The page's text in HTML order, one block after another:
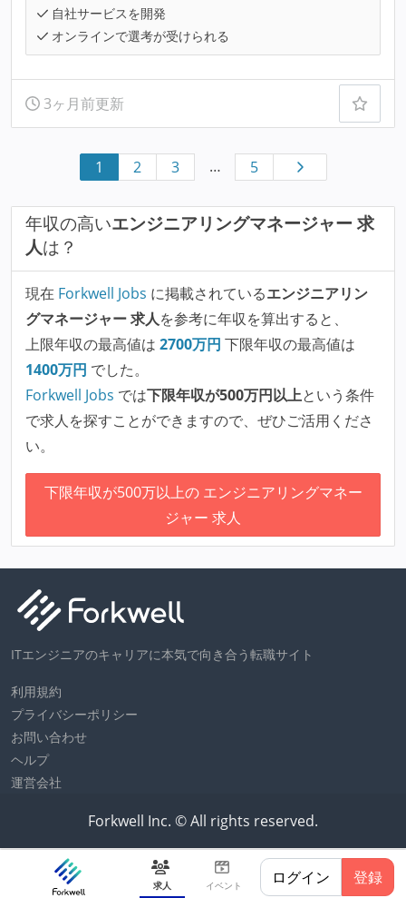
求人 イベント ログイン 登録
自社サービスを開発
オンラインで選考が受けられる
3ヶ月前更新
1 2 3 … 5
年収の高いエンジニアリングマネージャー 求
人は？
現在 Forkwell Jobs に掲載されているエンジニアリン
グマネージャー 求人を参考に年収を算出すると、
上限年収の最高値は 2700万円 下限年収の最高値は
1400万円 でした。
Forkwell Jobs では下限年収が500万円以上という条件
で求人を探すことができますので、ぜひご活用くださ
い。
下限年収が500万以上の エンジニアリングマネー
ジャー 求人
ITエンジニアのキャリアに本気で向き合う転職サイト
利用規約
プライバシーポリシー
お問い合わせ
ヘルプ
運営会社
Forkwell Inc. © All rights reserved.